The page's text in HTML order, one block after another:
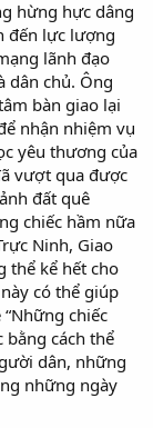
hừng hực dâng
đến lực lượng
lãnh đạo
dân chủ. Ông
bàn giao lại
nhận nhiệm vụ
yêu thương của
vượt qua được
đất quê
chiếc hầm nữa
Ninh, Giao
thể kể hết cho
có thể giúp
chiếc
bằng cách thể
dân, những
những ngày